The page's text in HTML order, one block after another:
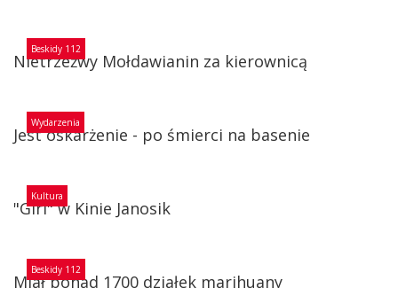
Beskidy 112
Nietrzeźwy Mołdawianin za kierownicą
Wydarzenia
Jest oskarżenie - po śmierci na basenie
Kultura
"Girl" w Kinie Janosik
Beskidy 112
Miał ponad 1700 działek marihuany